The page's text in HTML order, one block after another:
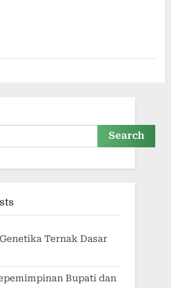
Search
Ternak Dasar
Bupati dan